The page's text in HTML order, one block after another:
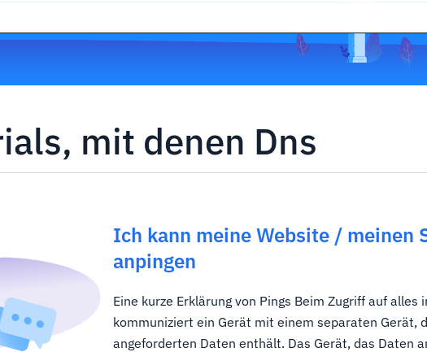
mit denen Dns
Ich kann meine Website / meinen
anpingen
Eine kurze Erklärung von Pings Beim Zugriff auf alles
kommuniziert ein Gerät mit einem separaten Gerät,
angeforderten Daten enthält. Das Gerät, das Daten